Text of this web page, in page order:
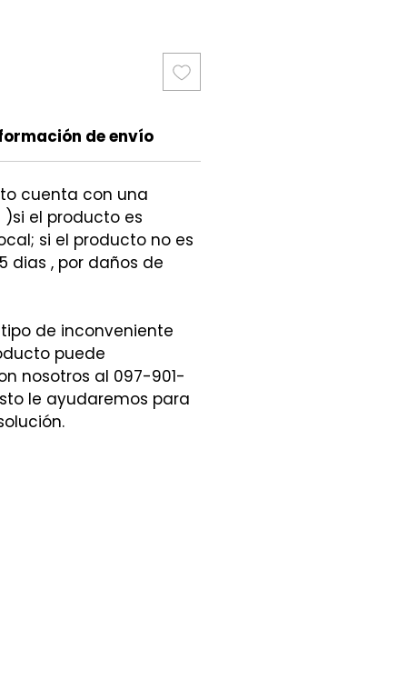
de envío
cuenta con una
el producto es
si el producto no es
dias , por daños de
de inconveniente
puede
nosotros al 097-901-
le ayudaremos para